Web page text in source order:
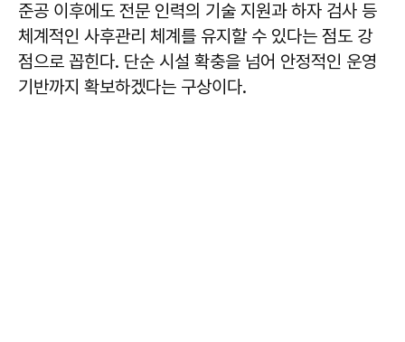
준공 이후에도 전문 인력의 기술 지원과 하자 검사 등
체계적인 사후관리 체계를 유지할 수 있다는 점도 강
점으로 꼽힌다. 단순 시설 확충을 넘어 안정적인 운영
기반까지 확보하겠다는 구상이다.